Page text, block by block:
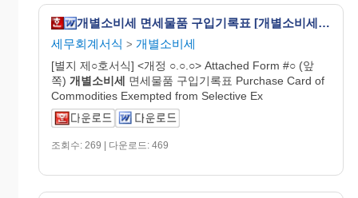
개별소비세 면세물품 구입기록표 [개별소비세법 시행규칙 서식20]
세무회계서식 > 개별소비세
[별지 제○호서식] <개정 ○.○.○> Attached Form #○ (앞
쪽) 개별소비세 면세물품 구입기록표 Purchase Card of
Commodities Exempted from Selective Ex
조회수: 269 | 다운로드: 469